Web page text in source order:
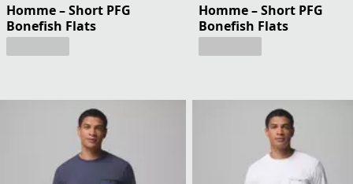
Homme – Short PFG
Bonefish Flats
Homme – Short PFG
Bonefish Flats